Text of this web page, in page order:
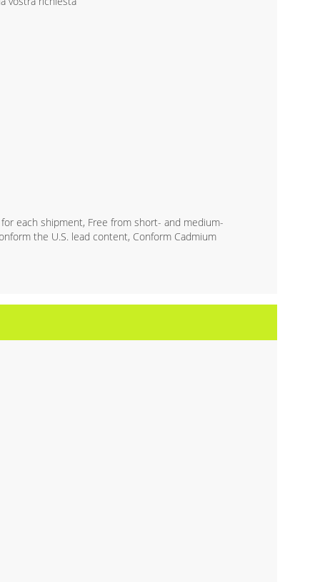
each shipment, Free from short- and medium-
the U.S. lead content, Conform Cadmium